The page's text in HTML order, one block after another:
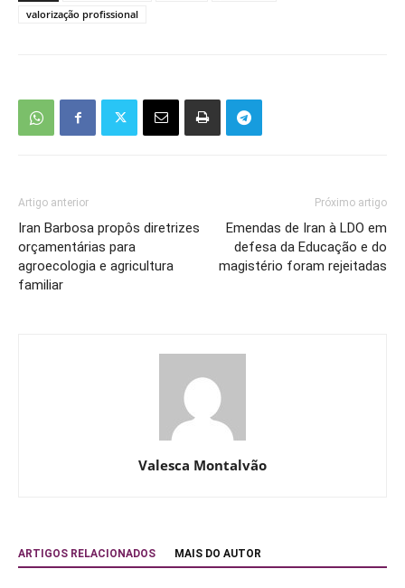
valorização profissional
Artigo anterior
Iran Barbosa propôs diretrizes
orçamentárias para
agroecologia e agricultura
familiar
Próximo artigo
Emendas de Iran à LDO em
defesa da Educação e do
magistério foram rejeitadas
Valesca Montalvão
ARTIGOS RELACIONADOS MAIS DO AUTOR